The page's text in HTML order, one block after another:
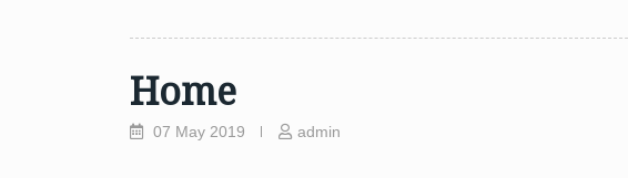
Home
07 May 2019 admin